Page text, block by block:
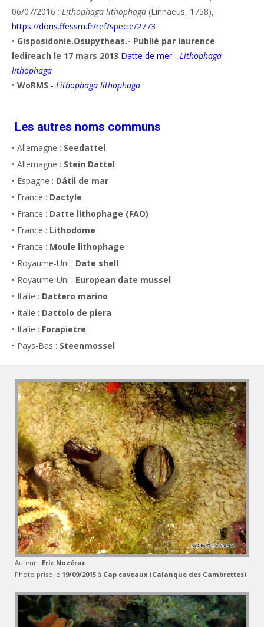
06/07/2016 : Lithophaga lithophaga (Linnaeus, 1758),
https://doris.ffessm.fr/ref/specie/2773
• Gisposidonie.Osupytheas.- Publié par laurence
ledireach le 17 mars 2013 Datte de mer - Lithophaga
lithophaga
• WoRMS - Lithophaga lithophaga
Les autres noms communs
• Allemagne : Seedattel
• Allemagne : Stein Dattel
• Espagne : Dátil de mar
• France : Dactyle
• France : Datte lithophage (FAO)
• France : Lithodome
• France : Moule lithophage
• Royaume-Uni : Date shell
• Royaume-Uni : European date mussel
• Italie : Dattero marino
• Italie : Dattolo de piera
• Italie : Forapietre
• Pays-Bas : Steenmossel
Auteur : Eric Nozérac
Photo prise le 19/09/2015 à Cap caveaux (Calanque des Cambrettes)